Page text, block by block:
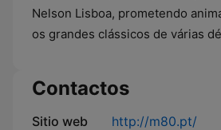
Nelson Lisboa, prometendo
os grandes clássicos de várias
Contactos
Sitio web http://m80.pt/